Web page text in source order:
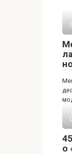
о